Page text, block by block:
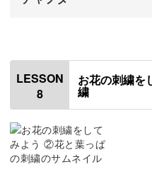
はじめに
使用材料・道具
生地に下絵を写して刺繍
糸を準備する
LESSON
8
お花の刺繍を
繍